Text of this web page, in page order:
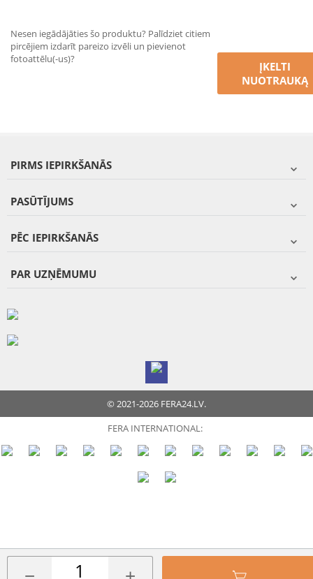
Nesen iegādājāties šo produktu? Palīdziet citiem
pircējiem izdarīt pareizo izvēli un pievienot
fotoattēlu(-us)?
ĮKELTI
NUOTRAUKĄ
PIRMS IEPIRKŠANĀS
PASŪTĪJUMS
PĒC IEPIRKŠANĀS
PAR UZŅĒMUMU
© 2021-2026 FERA24.LV.
FERA INTERNATIONAL: